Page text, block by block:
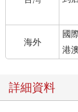
海外
國
港
詳細資料